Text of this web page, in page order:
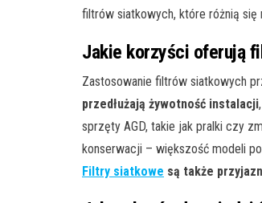
filtrów siatkowych, które różnią się
Jakie korzyści oferują
Zastosowanie filtrów siatkowych
przedłużają żywotność instalacji
sprzęty AGD, takie jak pralki czy
konserwacji – większość modeli
Filtry siatkowe są także